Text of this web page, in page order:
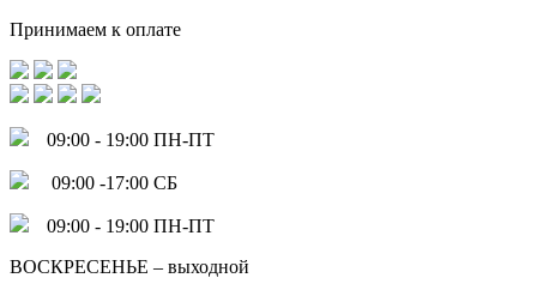
Принимаем к оплате
09:00 - 19:00 ПН-ПТ
09:00 -17:00 СБ
09:00 - 19:00 ПН-ПТ
ВОСКРЕСЕНЬЕ – выходной